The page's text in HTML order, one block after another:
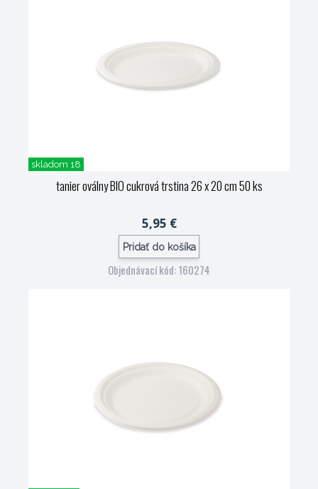
skladom 18
tanier oválny BIO cukrová trstina 26 x 20 cm 50 ks
5,95 €
Pridať do košíka
Objednávací kód: 160274